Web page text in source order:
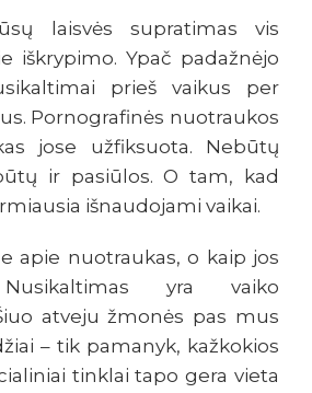
laisvės supratimas vis
iškrypimo. Ypač padažnėjo
prieš vaikus per
Pornografinės nuotraukos
jose užfiksuota. Nebūtų
ir pasiūlos. O tam, kad
išnaudojami vaikai.
apie nuotraukas, o kaip jos
yra vaiko
atveju žmonės pas mus
– tik pamanyk, kažkokios
tinklai tapo gera vieta